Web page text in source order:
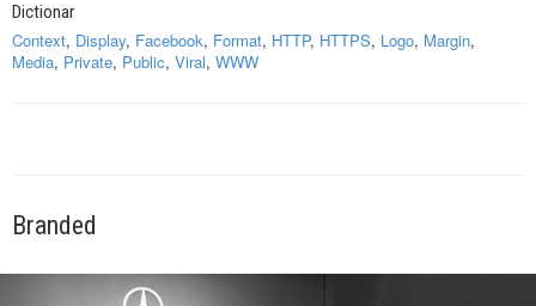
Dictionar
Context, Display, Facebook, Format, HTTP, HTTPS, Logo, Margin,
Media, Private, Public, Viral, WWW
Branded